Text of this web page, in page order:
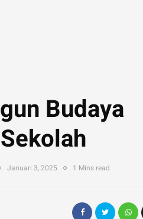
Budaya
Januari 3, 2025 1 Mins read